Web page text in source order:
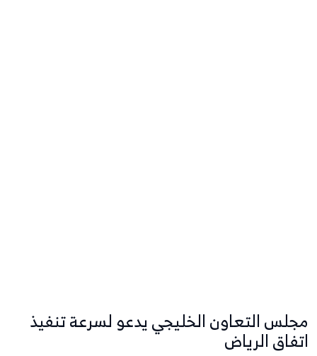
مجلس التعاون الخليجي يدعو لسرعة تنفيذ
اتفاق الرياض